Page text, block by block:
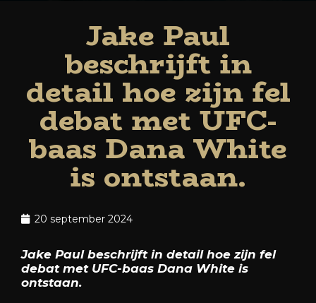
Jake Paul
beschrijft in
detail hoe zijn fel
debat met UFC-
baas Dana White
is ontstaan.
20 september 2024
Jake Paul beschrijft in detail hoe zijn fel
debat met UFC-baas Dana White is
ontstaan.